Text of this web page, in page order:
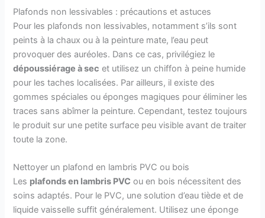
Plafonds non lessivables : précautions et astuces
Pour les plafonds non lessivables, notamment s’ils sont
peints à la chaux ou à la peinture mate, l’eau peut
provoquer des auréoles. Dans ce cas, privilégiez le
dépoussiérage à sec et utilisez un chiffon à peine humide
pour les taches localisées. Par ailleurs, il existe des
gommes spéciales ou éponges magiques pour éliminer les
traces sans abîmer la peinture. Cependant, testez toujours
le produit sur une petite surface peu visible avant de traiter
toute la zone.
Nettoyer un plafond en lambris PVC ou bois
Les plafonds en lambris PVC ou en bois nécessitent des
soins adaptés. Pour le PVC, une solution d’eau tiède et de
liquide vaisselle suffit généralement. Utilisez une éponge